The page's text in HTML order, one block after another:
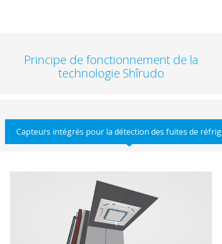
Principe de fonctionnement de la
technologie Shîrudo
Capteurs intégrés pour la détection des fuites de